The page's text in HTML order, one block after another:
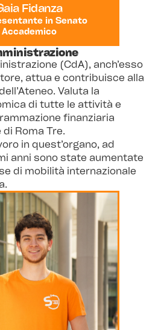
Fidanza
in Senato
Accademico
(CdA), anch’esso
attua e contribuisce alla
Valuta la
di tutte le attività e
finanziaria
Roma Tre.
in quest’organo, ad
anni sono state aumentate
di mobilità internazionale